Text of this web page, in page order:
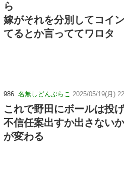
ら
嫁がそれを分別してコイ
てるとか言っててワロタ
986: 名無しどんぶらこ 2025/05/19(月)
これで野田にボールは投
不信任案出すか出さない
が変わる